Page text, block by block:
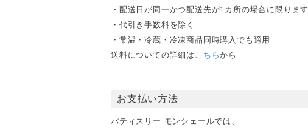
・配送日が同一かつ配送先が1カ所の場合に限ります
・代引き手数料を除く
・常温・冷蔵・冷凍商品同時購入でも適用
送料についての詳細は こちらから
お支払い方法
パティスリー モンシェールでは、